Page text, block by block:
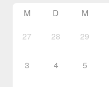
M D M
27 28 29
3 4 5